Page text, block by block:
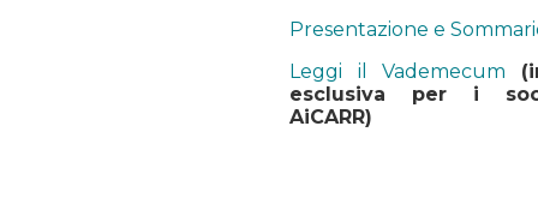
Presentazione e
Leggi il Vademecum
esclusiva per i
AiCARR)